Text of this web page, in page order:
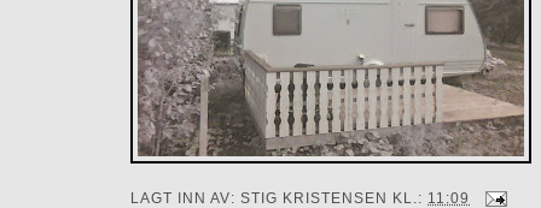
LAGT INN AV: STIG KRISTENSEN KL.: 11:09